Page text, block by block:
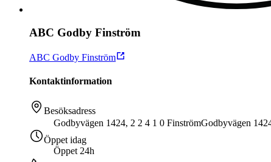
ABC Godby Finström
ABC Godby Finström
Kontaktinformation
Besöksadress
Godbyvägen 1424, 2 2 4 1 0 FinströmGodbyvägen
Öppet idag
Öppet 24h